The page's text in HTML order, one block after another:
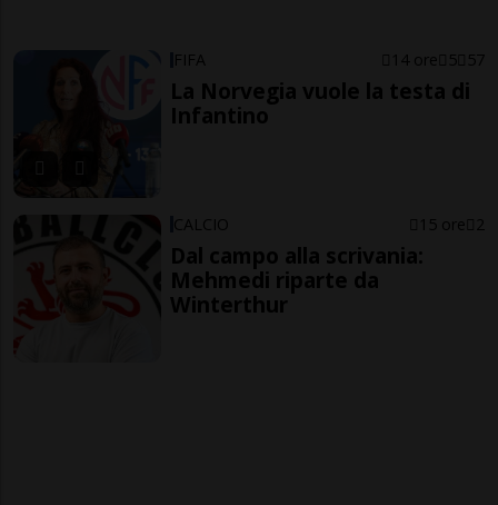
FIFA 14 ore 5 57
La Norvegia vuole la testa di
Infantino
CALCIO 15 ore 2
Dal campo alla scrivania:
Mehmedi riparte da
Winterthur